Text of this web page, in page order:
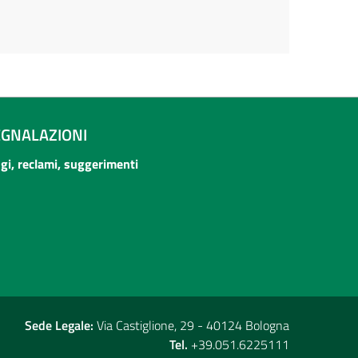
reclami, suggerimenti
Sede Legale: Via Castiglione, 29 - 40124 Bologna
Tel. +39.051.6225111